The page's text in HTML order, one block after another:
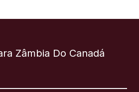
Zâmbia Do Canadá